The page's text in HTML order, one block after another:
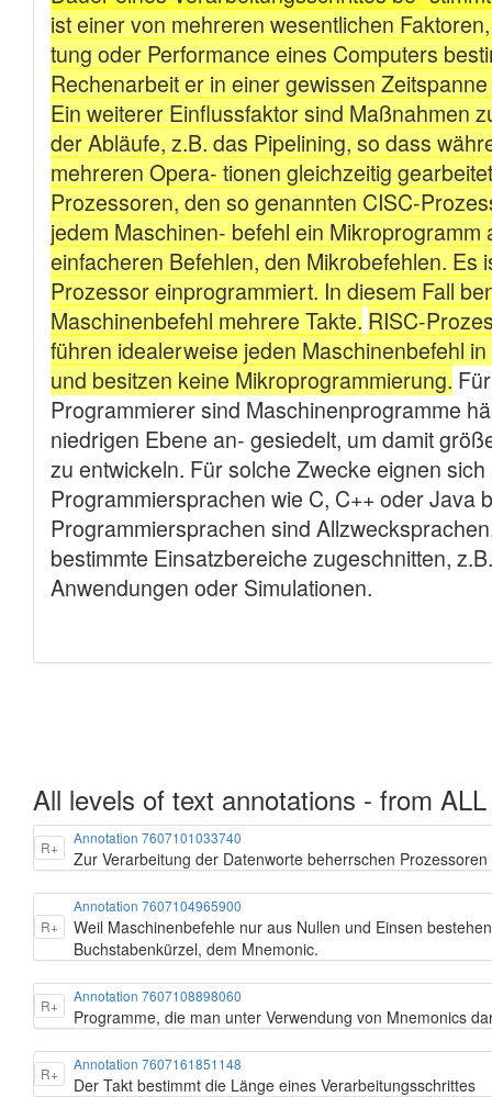
All levels of text annotations - from ALL
R+
Annotation 7607101033740
Zur Verarbeitung der Datenworte beherrschen
R+
Annotation 7607104965900
Weil Maschinenbefehle nur aus Nullen und Einsen
Buchstabenkürzel, dem Mnemonic.
R+
Annotation 7607108898060
Programme, die man unter Verwendung von Mnemonics
R+
Annotation 7607161851148
Der Takt bestimmt die Länge eines Verarbeitungsschrittes